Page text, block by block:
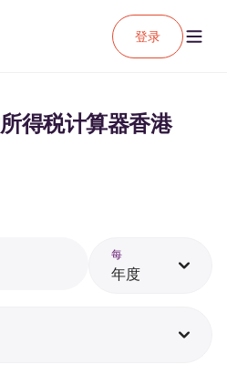
登录
得税计算器香港
每
年度